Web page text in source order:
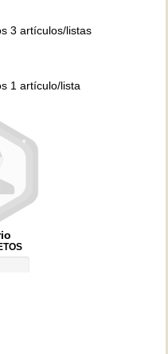
3 artículos/listas
1 artículo/lista